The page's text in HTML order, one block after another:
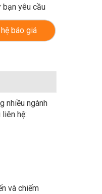
bạn yêu cầu
báo giá
nhiều ngành
hệ:
và chiếm